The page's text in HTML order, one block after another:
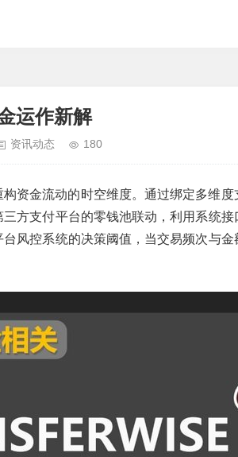
运作新解
资讯动态 180
资金流动的时空维度。通过绑定多维
方支付平台的零钱池联动，利用系统
风控系统的决策阈值，当交易频次与